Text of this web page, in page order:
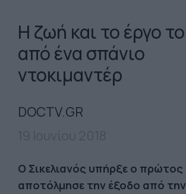
Η ζωή και το έργο
από ένα σπάνιο
ντοκιμαντέρ
DOCTV.GR
O Σικελιανός υπήρξε ο
αποτόλμησε την έξοδο από την